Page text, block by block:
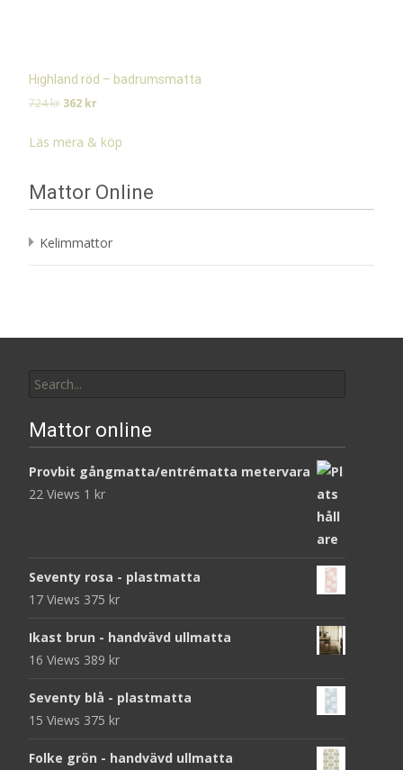
Highland röd – badrumsmatta
724kr Det
priset
362 kr
priset
Läs mera & köp
Mattor Online
Kelimmattor
for:
Mattor online
Provbit gångmatta/entrématta metervara
22 Views 1 kr
Seventy rosa - plastmatta
17 Views 375 kr
Ikast brun - handvävd ullmatta
16 Views 389 kr
Seventy blå - plastmatta
15 Views 375 kr
Folke grön - handvävd ullmatta